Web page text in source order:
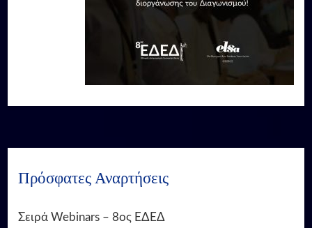
Πρόσφατες Αναρτήσεις
Σειρά Webinars – 8ος ΕΔΕΔ